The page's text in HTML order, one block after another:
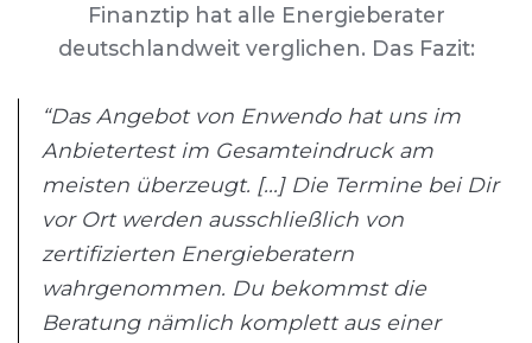
Finanztip hat alle Energieberater
deutschlandweit verglichen. Das Fazit:
“Das Angebot von Enwendo hat uns im
Anbietertest im Gesamteindruck am
meisten überzeugt. [...] Die Termine bei Dir
vor Ort werden ausschließlich von
zertifizierten Energieberatern
wahrgenommen. Du bekommst die
Beratung nämlich komplett aus einer